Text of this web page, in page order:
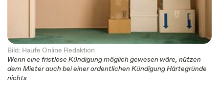
Bild: Haufe Online Redaktion
Wenn eine fristlose Kündigung möglich gewesen wäre, nützen
dem Mieter auch bei einer ordentlichen Kündigung Härtegründe
nichts